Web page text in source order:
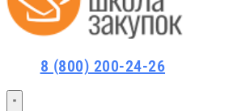
Курсы по 44-ФЗ
8 (800) 200-24-26